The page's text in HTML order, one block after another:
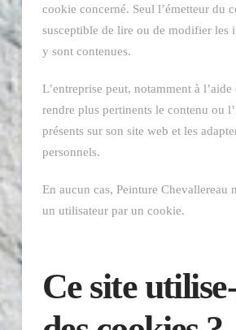
cookie concerné. Seul l’émetteur du
susceptible de lire ou de modifier les
y sont contenues.
L’entreprise peut, notamment à
rendre plus pertinents le contenu ou
présents sur son site web et les
personnels.
En aucun cas, Peinture Chevallereau
un utilisateur par un cookie.
Ce site